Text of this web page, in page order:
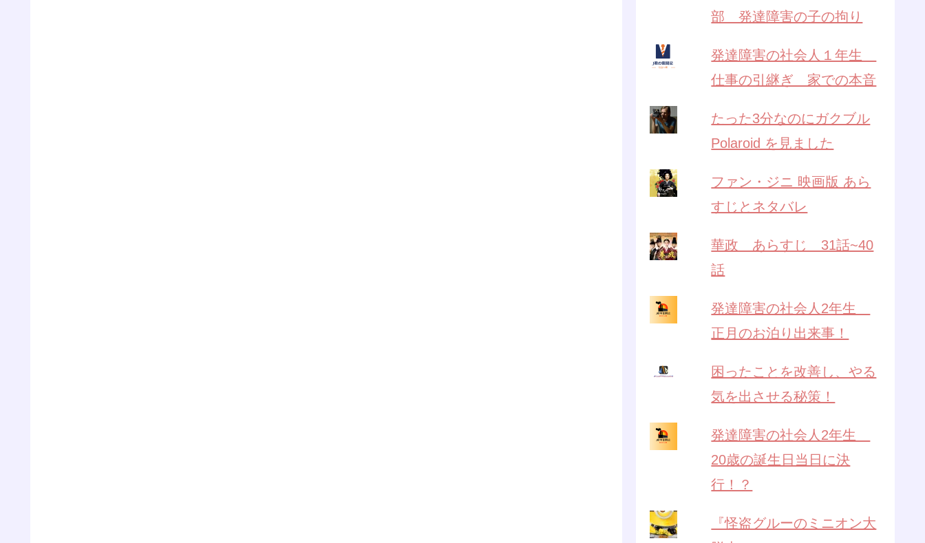
部 発達障害の子の拘り
発達障害の社会人１年生
仕事の引継ぎ 家での本音
たった3分なのにガクブル
Polaroid を見ました
ファン・ジニ 映画版 あら
すじとネタバレ
華政 あらすじ 31話~40
話
発達障害の社会人2年生
正月のお泊り出来事！
困ったことを改善し、やる
気を出させる秘策！
発達障害の社会人2年生
20歳の誕生日当日に決
行！？
『怪盗グルーのミニオン大